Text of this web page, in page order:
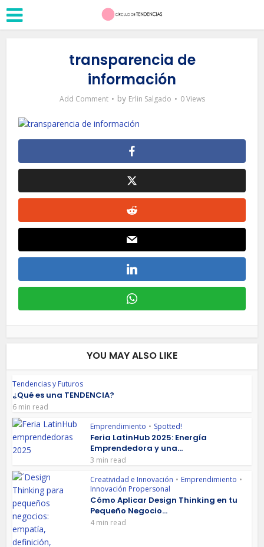
transparencia de
información
Add Comment by Erlin Salgado 0 Views
YOU MAY ALSO LIKE
Tendencias y Futuros
¿Qué es una TENDENCIA?
6 min read
Emprendimiento • Spotted!
Feria LatinHub 2025: Energía
Emprendedora y una...
3 min read
Creatividad e Innovación • Emprendimiento •
Innovación Propersonal
Cómo Aplicar Design Thinking en tu
Pequeño Negocio...
4 min read